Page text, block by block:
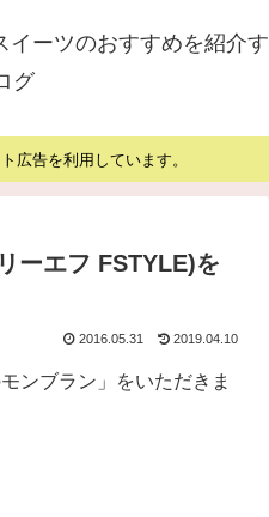
イーツのおすすめを紹介す
グ
広告を利用しています。
ーエフ FSTYLE)を
2016.05.31 2019.04.10
ンブラン」をいただきま